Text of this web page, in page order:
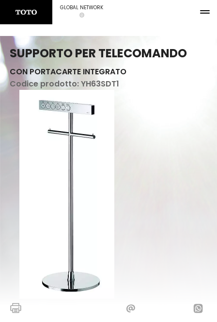
GLOBAL NETWORK
SUPPORTO PER TELECOMANDO
CON PORTACARTE INTEGRATO
Codice prodotto:YH63SDT1